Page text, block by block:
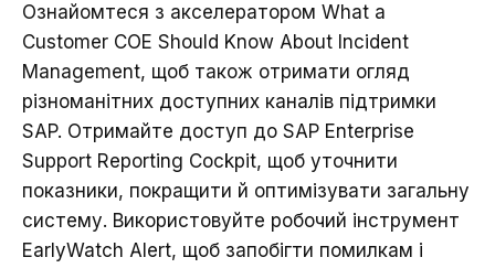
Ознайомтеся з акселератором What a
Customer COE Should Know About Incident
Management, щоб також отримати огляд
різноманітних доступних каналів підтримки
SAP. Отримайте доступ до SAP Enterprise
Support Reporting Cockpit, щоб уточнити
показники, покращити й оптимізувати загальну
систему. Використовуйте робочий інструмент
EarlyWatch Alert, щоб запобігти помилкам і